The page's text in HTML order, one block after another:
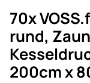
70x
rund,
200cm x